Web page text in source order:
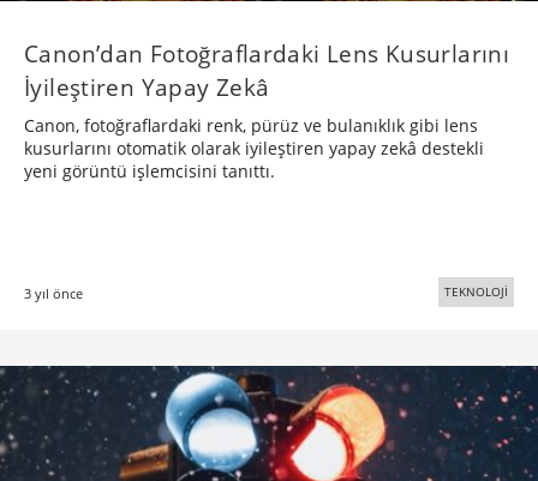
Canon’dan Fotoğraflardaki Lens Kusurlarını
İyileştiren Yapay Zekâ
Canon, fotoğraflardaki renk, pürüz ve bulanıklık gibi lens
kusurlarını otomatik olarak iyileştiren yapay zekâ destekli
yeni görüntü işlemcisini tanıttı.
3 yıl önce TEKNOLOJİ